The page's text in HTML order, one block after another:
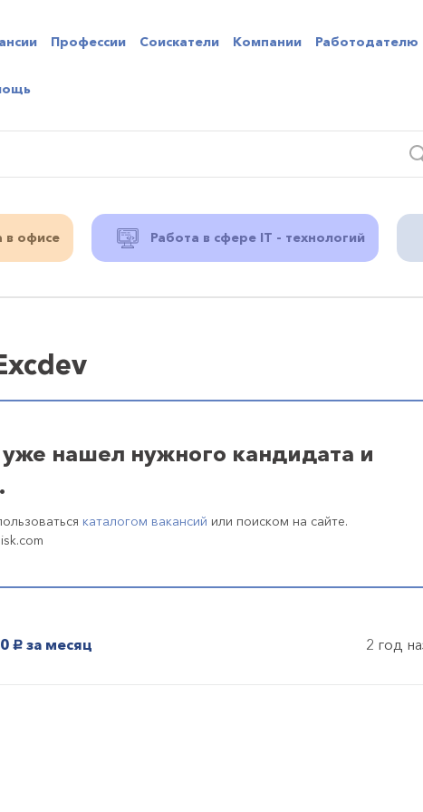
Профессии Соискатели Компании Работодателю
в офисе Работа в сфере IT - технологий
нашел нужного кандидата и
каталогом вакансий или поиском на сайте.
руб. за месяц 2 год